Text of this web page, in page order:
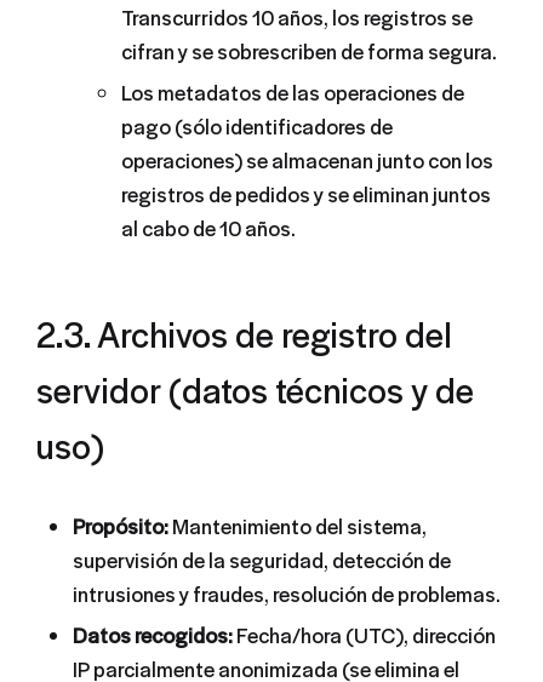
Transcurridos 10 años, los registros se
cifran y se sobrescriben de forma segura.
Los metadatos de las operaciones de
pago (sólo identificadores de
operaciones) se almacenan junto con los
registros de pedidos y se eliminan juntos
al cabo de 10 años.
2.3. Archivos de registro del
servidor (datos técnicos y de
uso)
Propósito:Mantenimiento del sistema,
supervisión de la seguridad, detección de
intrusiones y fraudes, resolución de problemas.
Datos recogidos:Fecha/hora (UTC), dirección
IP parcialmente anonimizada (se elimina el